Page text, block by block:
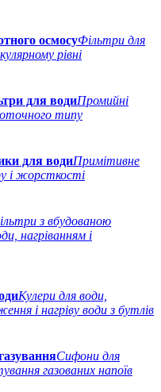
осмосуФільтри для
рівні
для водиПромийні
типу
для водиПримітивне
і жорсткості
з вбудованою
нагріванням і
Кулери для води,
і нагріву води з бутлів
Сифони для
газованих напоїв